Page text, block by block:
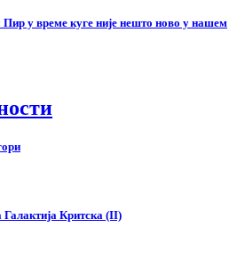
у време куге није нешто ново у нашем
Критска (II)